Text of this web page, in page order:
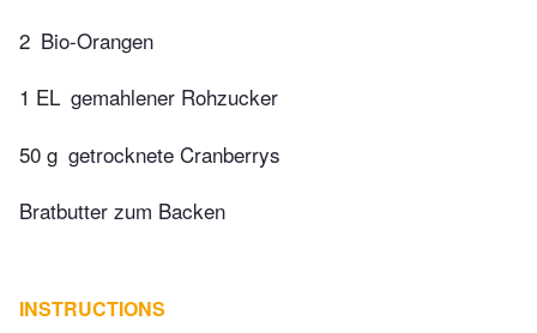
2 Bio-Orangen
1 EL gemahlener Rohzucker
50 g getrocknete Cranberrys
Bratbutter zum Backen
INSTRUCTIONS